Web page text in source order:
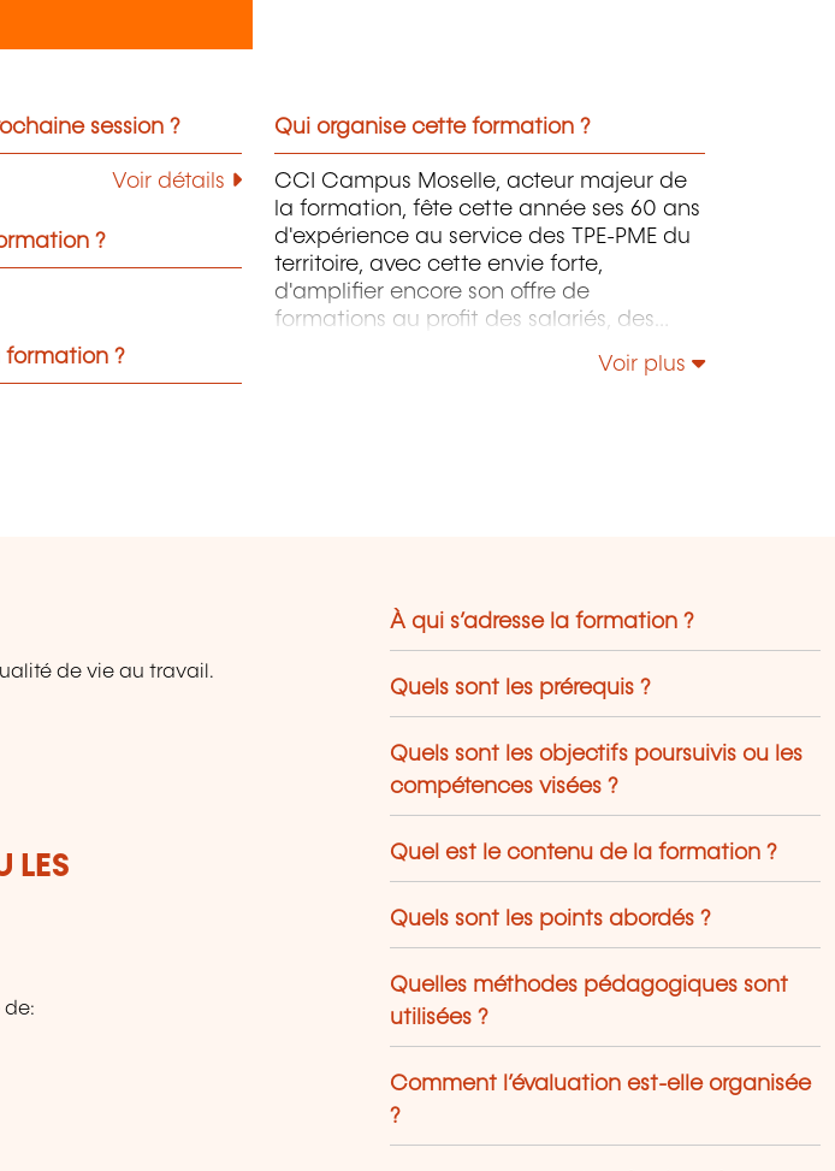
session ?
Voir détails
?
?
Qui organise cette formation ?
CCI Campus Moselle, acteur majeur de
la formation, fête cette année ses 60 ans
d'expérience au service des TPE-PME du
territoire, avec cette envie forte,
d'amplifier encore son offre de
formations au profit des salariés, des
qui se transforme à toute vitesse, vous
Voir plus
de vie au travail.
LES
de:
À qui s’adresse la formation ?
Quels sont les prérequis ?
Quels sont les objectifs poursuivis ou les
compétences visées ?
Quel est le contenu de la formation ?
Quels sont les points abordés ?
Quelles méthodes pédagogiques sont
utilisées ?
Comment l’évaluation est-elle organisée
?